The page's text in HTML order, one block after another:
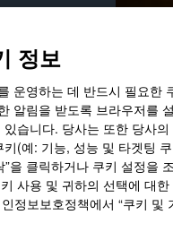
정보
운영하는 데 반드시 필요한
알림을 받도록 브라우저를
습니다. 당사는 또한 당사
(예: 기능, 성능 및 타겟팅
”을 클릭하거나 쿠키 설정을
사용 및 귀하의 선택에 대
정보보호정책에서 “쿠키 및